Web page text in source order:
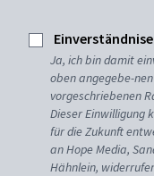
Ja, ich bin damit
oben angegebe-
vorgeschriebenen
Dieser Einwilligung
für die Zukunft
an Hope Media,
Hähnlein,